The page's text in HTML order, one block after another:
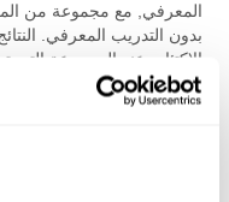
المعرفي, مع مجموعة من
بدون التدريب المعرفي.
أظهروا نوعية أفضل للحياة